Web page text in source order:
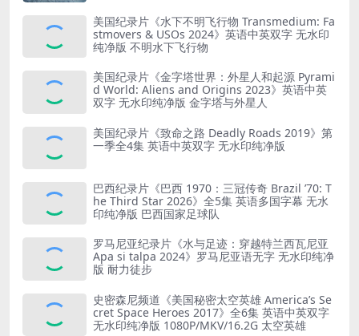
美国纪录片《水下不明飞行物 Transmedium: Fa
stmovers & USOs 2024》英语中英双字 无水印
纯净版 不明水下飞行物
美国纪录片《金字塔世界：外星人和起源 Pyrami
d World: Aliens and Origins 2023》英语中英
双字 无水印纯净版 金字塔与外星人
美国纪录片《致命之路 Deadly Roads 2019》第
一季全4集 英语中英双字 无水印纯净版
巴西纪录片《巴西 1970：三冠传奇 Brazil ’70: T
he Third Star 2026》全5集 英语多国字幕 无水
印纯净版 巴西国家足球队
罗马尼亚纪录片《水与足迹：穿越特兰西瓦尼亚
Apa si talpa 2024》罗马尼亚语无字 无水印纯净
版 耐力徒步
史密森尼频道《美国秘密太空英雄 America’s Se
cret Space Heroes 2017》全6集 英语中英双字
无水印纯净版 1080P/MKV/16.2G 太空英雄